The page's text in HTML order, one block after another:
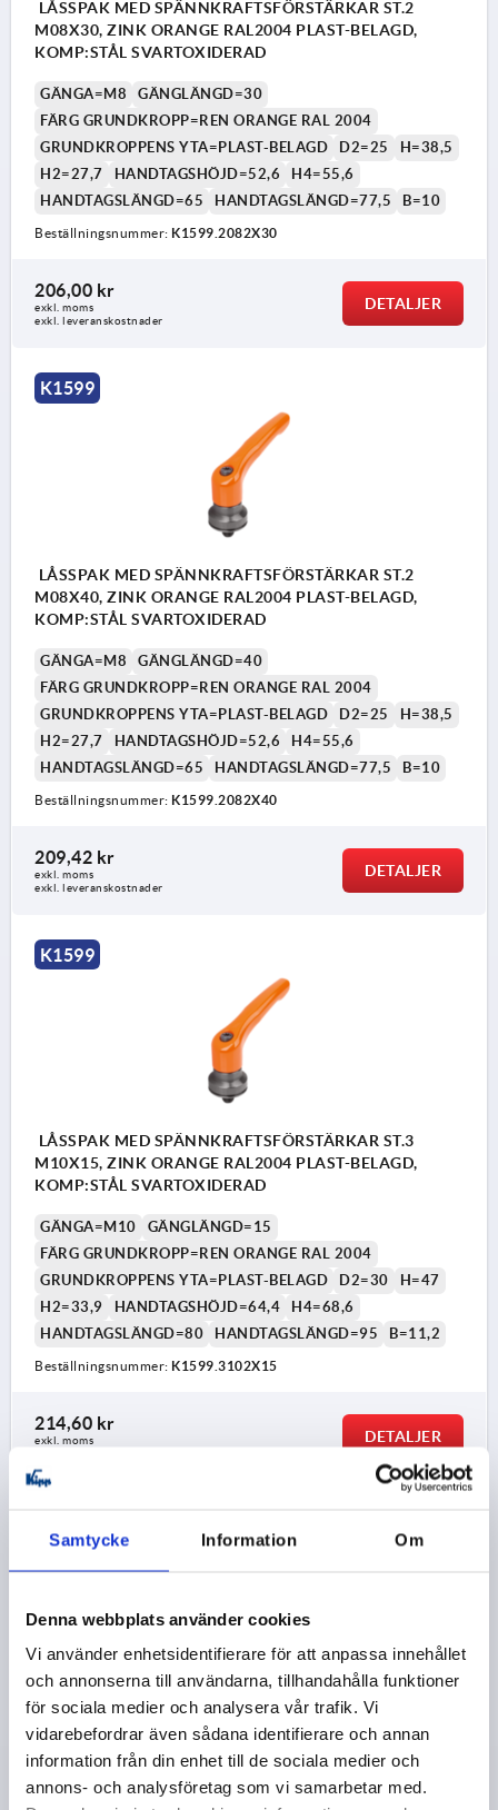
Samtycke Information Om
Denna webbplats använder cookies
Vi använder enhetsidentifierare för att anpassa innehållet
och annonserna till användarna, tillhandahålla funktioner
för sociala medier och analysera vår trafik. Vi
vidarebefordrar även sådana identifierare och annan
information från din enhet till de sociala medier och
annons- och analysföretag som vi samarbetar med.
LÅSSPAK MED SPÄNNKRAFTSFÖRSTÄRKAR ST.2
M08X30, ZINK ORANGE RAL2004 PLAST-BELAGD,
KOMP:STÅL SVARTOXIDERAD
GÄNGA=M8
GÄNGLÄNGD=30
FÄRG GRUNDKROPP=REN ORANGE RAL 2004
GRUNDKROPPENS YTA=PLAST-BELAGD
D2=25
H=38,5
H2=27,7
HANDTAGSHÖJD=52,6
H4=55,6
HANDTAGSLÄNGD=65
HANDTAGSLÄNGD=77,5 B=10
Beställningsnummer: K1599.2082X30
206,00 kr
exkl. moms
exkl. leveranskostnader
DETALJER
K1599
LÅSSPAK MED SPÄNNKRAFTSFÖRSTÄRKAR ST.2
M08X40, ZINK ORANGE RAL2004 PLAST-BELAGD,
KOMP:STÅL SVARTOXIDERAD
GÄNGA=M8
GÄNGLÄNGD=40
FÄRG GRUNDKROPP=REN ORANGE RAL 2004
GRUNDKROPPENS YTA=PLAST-BELAGD
D2=25
H=38,5
H2=27,7
HANDTAGSHÖJD=52,6
H4=55,6
HANDTAGSLÄNGD=65
HANDTAGSLÄNGD=77,5 B=10
Beställningsnummer: K1599.2082X40
209,42 kr
exkl. moms
exkl. leveranskostnader
DETALJER
K1599
LÅSSPAK MED SPÄNNKRAFTSFÖRSTÄRKAR ST.3
M10X15, ZINK ORANGE RAL2004 PLAST-BELAGD,
KOMP:STÅL SVARTOXIDERAD
GÄNGA=M10
GÄNGLÄNGD=15
FÄRG GRUNDKROPP=REN ORANGE RAL 2004
GRUNDKROPPENS YTA=PLAST-BELAGD
D2=30
H=47
H2=33,9
HANDTAGSHÖJD=64,4
H4=68,6
HANDTAGSLÄNGD=80
HANDTAGSLÄNGD=95 B=11,2
Beställningsnummer: K1599.3102X15
214,60 kr
exkl. moms
DETALJER
LÅSSPAK MED SPÄNNKRAFTSFÖRSTÄRKAR ST.3
M10X30, ZINK ORANGE RAL2004 PLAST-BELAGD,
KOMP:STÅL SVARTOXIDERAD
GÄNGA=M10
GÄNGLÄNGD=30